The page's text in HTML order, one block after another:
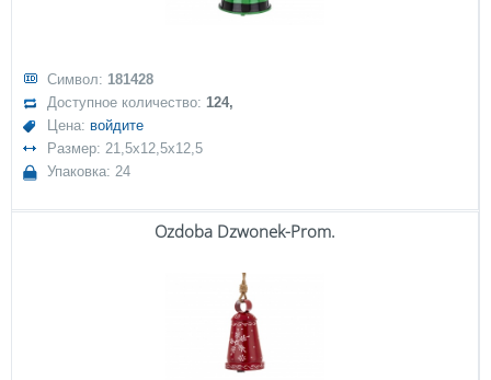
Символ: 181428
Доступное количество:124,
Цена: войдите
Размер: 21,5x12,5x12,5
Упаковка: 24
Ozdoba Dzwonek-Prom.